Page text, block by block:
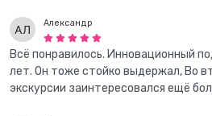
Александр
Всё понравилось. Инновационный
лет. Он тоже стойко выдержал, Во
экскурсии заинтересовался ещё